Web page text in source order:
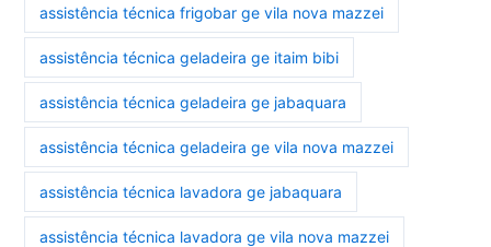
assistência técnica frigobar ge vila nova mazzei
assistência técnica geladeira ge itaim bibi
assistência técnica geladeira ge jabaquara
assistência técnica geladeira ge vila nova mazzei
assistência técnica lavadora ge jabaquara
assistência técnica lavadora ge vila nova mazzei